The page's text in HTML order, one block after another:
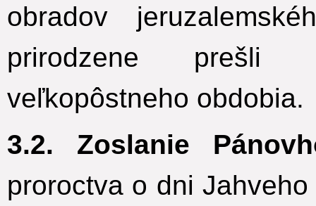
obradov
prirodzene prešli
veľkopôstneho obdobia.
3.2. Zoslanie
proroctva o dni